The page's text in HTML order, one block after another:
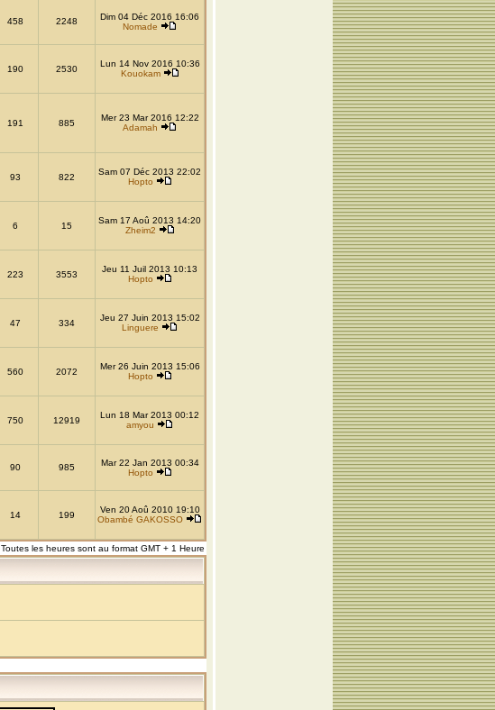
458 2248
Dim 04 Déc 2016 16:06
Nomade
190 2530
Lun 14 Nov 2016 10:36
Kouokam
191 885
Mer 23 Mar 2016 12:22
Adamah
93 822
Sam 07 Déc 2013 22:02
Hopto
6 15
Sam 17 Aoû 2013 14:20
Zheim2
223 3553
Jeu 11 Juil 2013 10:13
Hopto
47 334
Jeu 27 Juin 2013 15:02
Linguere
560 2072
Mer 26 Juin 2013 15:06
Hopto
750 12919
Lun 18 Mar 2013 00:12
amyou
90 985
Mar 22 Jan 2013 00:34
Hopto
14 199
Ven 20 Aoû 2010 19:10
Obambé GAKOSSO
Toutes les heures sont au format GMT + 1 Heure